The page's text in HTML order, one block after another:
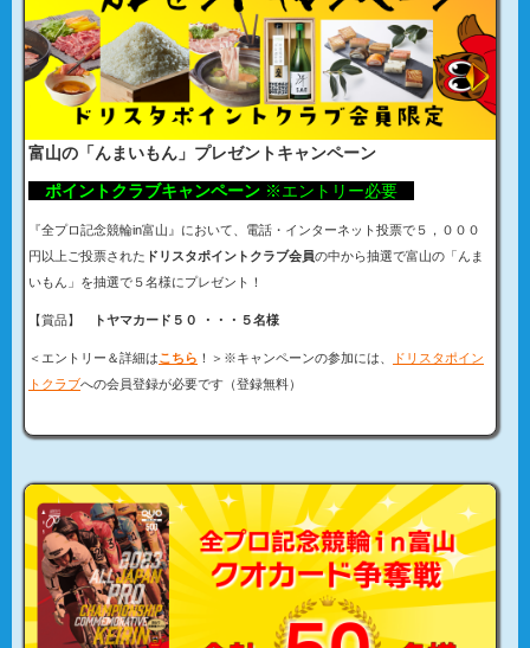
富山の「んまいもん」プレゼントキャンペーン
ポイントクラブキャンペーン ※エントリー必要
『全プロ記念競輪in富山 』において、電話・インターネット投票で５，０００
円以上ご投票された ドリスタポイントクラブ会員の中から抽選で富山の「んま
いもん」を抽選で５名様にプレゼント！
【賞品】 トヤマカード５０ ・・・５名様
＜エントリー＆詳細はこちら ！＞※キャンペーンの参加には、
ドリスタポイン
トクラブへの会員登録が必要です（登録無料）